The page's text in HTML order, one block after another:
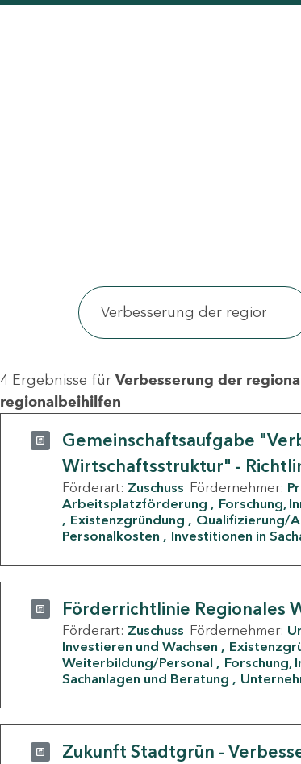
4 Ergebnisse für Verbesserung der
regionalbeihilfen
Gemeinschaftsaufgabe
Wirtschaftsstruktur" -
Förderart: Zuschuss Fördernehmer:
Arbeitsplatzförderung
Forschung,
Existenzgründung
Qualifizierung/
Personalkosten
Investitionen in
Förderrichtlinie Regionales
Förderart: Zuschuss Fördernehmer:
Investieren und Wachsen
Weiterbildung/Personal
Forschung,
Sachanlagen und Beratung
Zukunft Stadtgrün -